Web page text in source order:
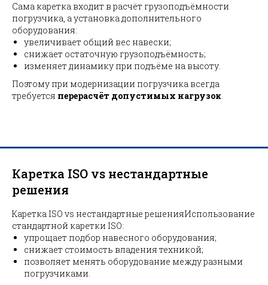
Сама каретка входит в расчёт грузоподъёмности
погрузчика, а установка дополнительного
оборудования:
увеличивает общий вес навески;
снижает остаточную грузоподъёмность;
изменяет динамику при подъёме на высоту.
Поэтому при модернизации погрузчика всегда
требуется перерасчёт допустимых нагрузок.
Каретка ISO vs нестандартные
решения
Каретка ISO vs нестандартные решенияИспользование
стандартной каретки ISO:
упрощает подбор навесного оборудования;
снижает стоимость владения техникой;
позволяет менять оборудование между разными
погрузчиками.